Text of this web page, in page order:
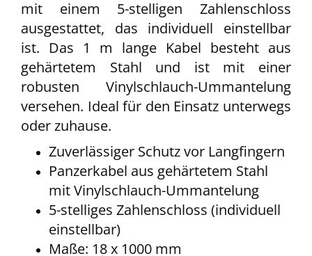
mit einem 5-stelligen Zahlenschloss
ausgestattet, das individuell einstellbar
ist. Das 1 m lange Kabel besteht aus
gehärtetem Stahl und ist mit einer
robusten Vinylschlauch-Ummantelung
versehen. Ideal für den Einsatz unterwegs
oder zuhause.
Zuverlässiger Schutz vor Langfingern
Panzerkabel aus gehärtetem Stahl
mit Vinylschlauch-Ummantelung
5-stelliges Zahlenschloss (individuell
einstellbar)
Maße: 18 x 1000 mm